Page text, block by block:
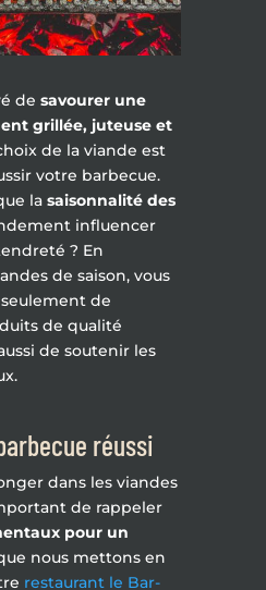
desavourer une
grillée, juteuse et
de la viande est
votre barbecue.
lasaisonnalité des
influencer
? En
de saison, vous
de
de qualité
de soutenir les
réussi
dans les viandes
de rappeler
pour un
nous mettons en
restaurant le Bar-